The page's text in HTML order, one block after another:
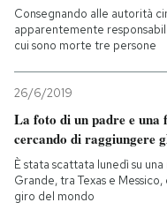
Internet
Scienza
Economia
Sport
PODCAST
Consegnando alle autorità
apparentemente
cui sono morte tre persone
26/6/2019
La foto di un padre e una
cercando di raggiungere
È stata scattata lunedì su
Grande, tra Texas e
giro del mondo